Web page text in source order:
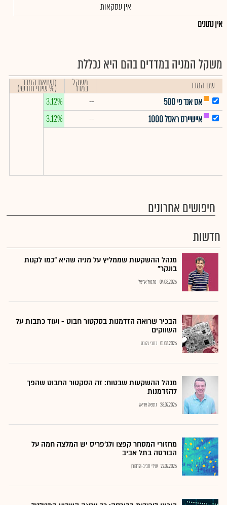
אין עסקאות
אין נתונים
משקל המניה במדדים בהם היא נכללת
שם המדד משקל
במדד תשואת המדד
(% שינוי חודשי)
אס אנד פי 500
--
3.12%
איישיירס ראסל 1000
--
3.12%
חיפושים אחרונים
חדשות
מנהל ההשקעות שממליץ על מניה שהיא "כמו לקנות
בונקר"
04.08.2026 נתנאל אריאל
הבכיר שרואה הזדמנות בסקטור חבוט - ועוד כתבות על
השווקים
01.08.2026 כתבי גלובס
מנהל ההשקעות שבטוח: זה הסקטור החבוט שהפך
להזדמנות
28.07.2026 נתנאל אריאל
מחזורי המסחר קפצו ולג'פריס יש המלצה חמה על
הבורסה בתל אביב
27.07.2026 שירי חביב-ולדהורן